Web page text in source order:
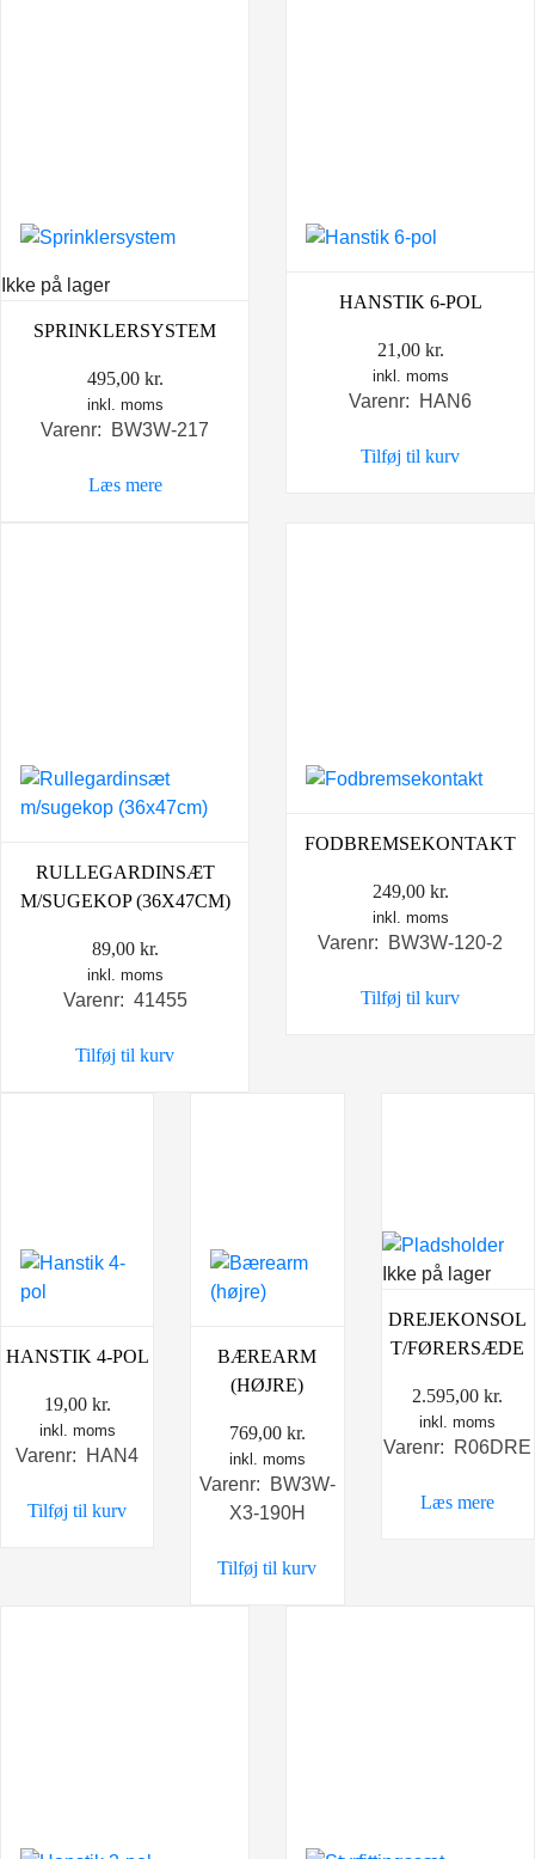
Ikke på lager
SPRINKLERSYSTEM
495,00 kr.
inkl. moms
Varenr: BW3W-217
Læs mere
HANSTIK 6-POL
21,00 kr.
inkl. moms
Varenr: HAN6
Tilføj til kurv
RULLEGARDINSÆT
M/SUGEKOP (36X47CM)
89,00 kr.
inkl. moms
Varenr: 41455
Tilføj til kurv
FODBREMSEKONTAKT
249,00 kr.
inkl. moms
Varenr: BW3W-120-2
Tilføj til kurv
HANSTIK 4-POL
19,00 kr.
inkl. moms
Varenr: HAN4
Tilføj til kurv
BÆREARM
(HØJRE)
769,00 kr.
inkl. moms
Varenr: BW3W-
X3-190H
Tilføj til kurv
Ikke på lager
DREJEKONSOL
T/FØRERSÆDE
2.595,00kr.
inkl. moms
Varenr: R06DRE
Læs mere